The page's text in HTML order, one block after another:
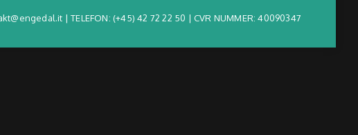
| TELEFON: (+45) 42 72 22 50 | CVR NUMMER: 40090347